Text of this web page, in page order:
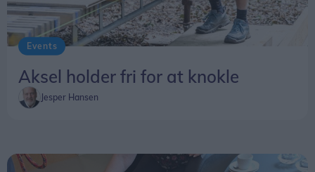
Events
Aksel holder fri for at knokle
Jesper Hansen